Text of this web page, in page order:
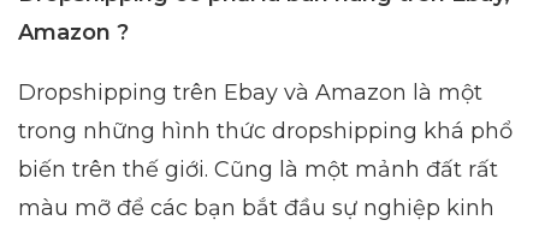
Amazon ?
Dropshipping trên Ebay và Amazon là một
trong những hình thức dropshipping khá phổ
biến trên thế giới. Cũng là một mảnh đất rất
màu mỡ để các bạn bắt đầu sự nghiệp kinh